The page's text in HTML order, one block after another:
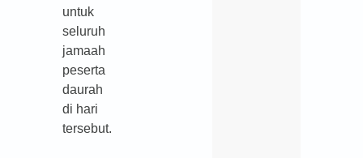
untuk
seluruh
jamaah
peserta
daurah
di hari
tersebut.